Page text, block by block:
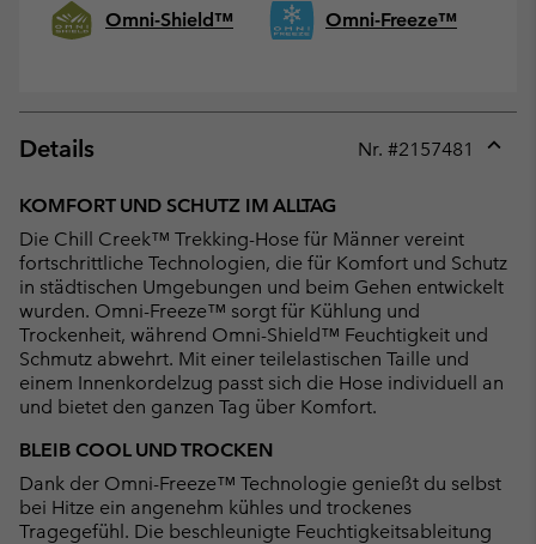
Omni-Shield™ Omni-Freeze™
Details Nr. #2157481
KOMFORT UND SCHUTZ IM ALLTAG
Die Chill Creek™ Trekking-Hose für Männer vereint
fortschrittliche Technologien, die für Komfort und Schutz
in städtischen Umgebungen und beim Gehen entwickelt
wurden. Omni-Freeze™ sorgt für Kühlung und
Trockenheit, während Omni-Shield™ Feuchtigkeit und
Schmutz abwehrt. Mit einer teilelastischen Taille und
einem Innenkordelzug passt sich die Hose individuell an
und bietet den ganzen Tag über Komfort.
BLEIB COOL UND TROCKEN
Dank der Omni-Freeze™ Technologie genießt du selbst
bei Hitze ein angenehm kühles und trockenes
Tragegefühl. Die beschleunigte Feuchtigkeitsableitung